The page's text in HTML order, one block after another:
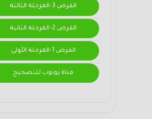
الفرض 3-المرحلة الثالثة
الفرض 2-المرحلة الثانية
الفرض 1-المرحلة الأولى
قناة يوتوب للتصحيح